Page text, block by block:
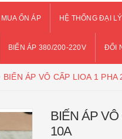
ỔN ÁP HỆ THỐNG ĐẠI LÝ
BIẾN ÁP 380/200-220V ĐỔI
BIẾN ÁP VÔ CẤP LIOA 1
BIẾN ÁP VÔ
10A